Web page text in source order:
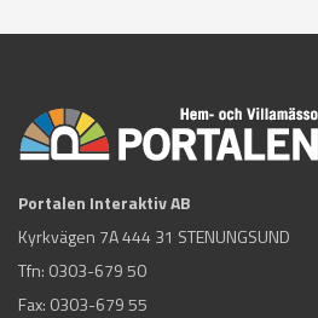
Portalen Interaktiv AB
Kyrkvägen 7A 444 31 STENUNGSUND
Tfn: 0303-679 50
Fax: 0303-679 55